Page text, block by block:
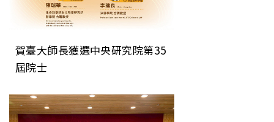
賀臺大師長獲選中央研究院第35
屆院士